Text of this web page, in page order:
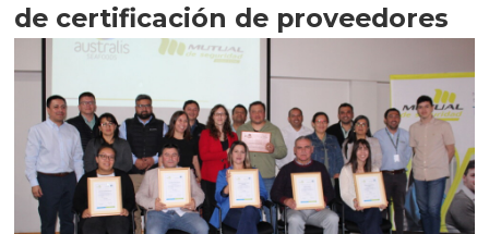
de certificación de proveedores